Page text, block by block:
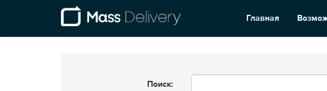
Главная
Поиск: